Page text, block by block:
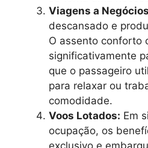
Viagens a
descansado e
O assento conforto
significativamente
que o passageiro
para relaxar ou
comodidade.
Voos Lotados: Em
ocupação, os
exclusivo e